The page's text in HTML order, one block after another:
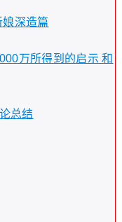
深造篇
万所得到的启示 和
总结